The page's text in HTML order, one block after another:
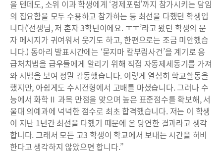
을 텐데도, 소위 이과 학생에게 ‘경제포럼’까지 참가시키는 담임
의 집요함을 모두 수용하고 참가하는 등 최선을 다했던 학생입
니다(‘선생님, 저 혼자 3학년이에요. ㅜㅜ’라고 왔던 학생의 문
자 메시지가 귀여워서 웃기도 하고, 한편으로는 조금 미안했습
니다.) 동아리 발표시간에는 ‘묻지마 칼부림사건’을 계기로 응
급처치법을 급우들에게 알리기 위해 직접 자동제세동기를 가져
와 시범을 보여 정말 감동했습니다. 이렇게 열심히 학교활동을
했지만, 아쉽게도 수시전형에서 고배를 마셨습니다. 그러나 수
능에서 화학Ⅱ 과목 만점을 맞으며 높은 표준점수를 확보해, 서
울대 의예과에 넉넉한 점수로 최초 합격했습니다. 저는 이 학생
이 지난 1년간 최선을 다했기 때문에 온 당연한 결과라고 생각
합니다. 그래서 모든 고3 학생이 학교에서 보내는 시간을 허비
한다고 생각하지 않았으면 합니다.”